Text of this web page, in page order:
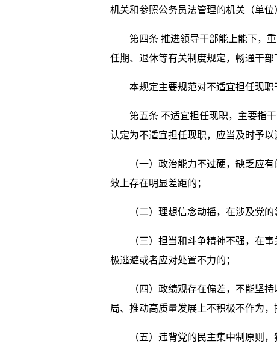
机关和参照公务员法管理的机关（单
第四条 推进领导干部能上能下，重
任期、退休等有关制度规定，畅通干部
本规定主要规范对不适宜担任现职
第五条 不适宜担任现职，主要指干
认定为不适宜担任现职，应当及时予以
（一）政治能力不过硬，缺乏应有
效上存在明显差距的；
（二）理想信念动摇，在涉及党的
（三）担当和斗争精神不强，在事
极逃避或者应对处置不力的；
（四）政绩观存在偏差，不能坚持
局、推动高质量发展上不积极不作为，
（五）违背党的民主集中制原则，